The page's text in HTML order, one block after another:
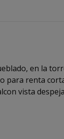
en la torre
para renta
vista